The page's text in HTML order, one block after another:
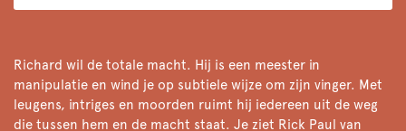
Richard wil de totale macht. Hij is een meester in
manipulatie en wind je op subtiele wijze om zijn vinger. Met
leugens, intriges en moorden ruimt hij iedereen uit de weg
die tussen hem en de macht staat. Je ziet Rick Paul van